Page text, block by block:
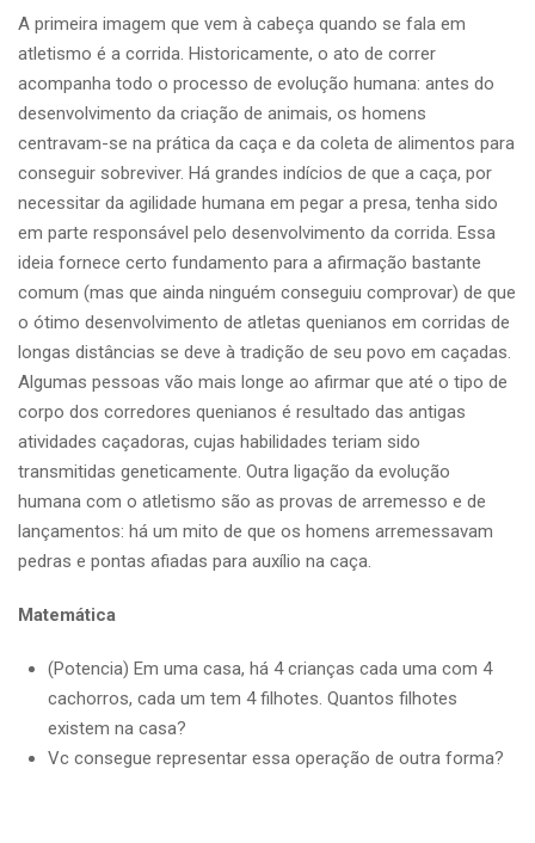
A primeira imagem que vem à cabeça quando se fala em
atletismo é a corrida. Historicamente, o ato de correr
acompanha todo o processo de evolução humana: antes do
desenvolvimento da criação de animais, os homens
centravam-se na prática da caça e da coleta de alimentos para
conseguir sobreviver. Há grandes indícios de que a caça, por
necessitar da agilidade humana em pegar a presa, tenha sido
em parte responsável pelo desenvolvimento da corrida. Essa
ideia fornece certo fundamento para a afirmação bastante
comum (mas que ainda ninguém conseguiu comprovar) de que
o ótimo desenvolvimento de atletas quenianos em corridas de
longas distâncias se deve à tradição de seu povo em caçadas.
Algumas pessoas vão mais longe ao afirmar que até o tipo de
corpo dos corredores quenianos é resultado das antigas
atividades caçadoras, cujas habilidades teriam sido
transmitidas geneticamente. Outra ligação da evolução
humana com o atletismo são as provas de arremesso e de
lançamentos: há um mito de que os homens arremessavam
pedras e pontas afiadas para auxílio na caça.
Matemática
(Potencia) Em uma casa, há 4 crianças cada uma com 4
cachorros, cada um tem 4 filhotes. Quantos filhotes
existem na casa?
Vc consegue representar essa operação de outra forma?